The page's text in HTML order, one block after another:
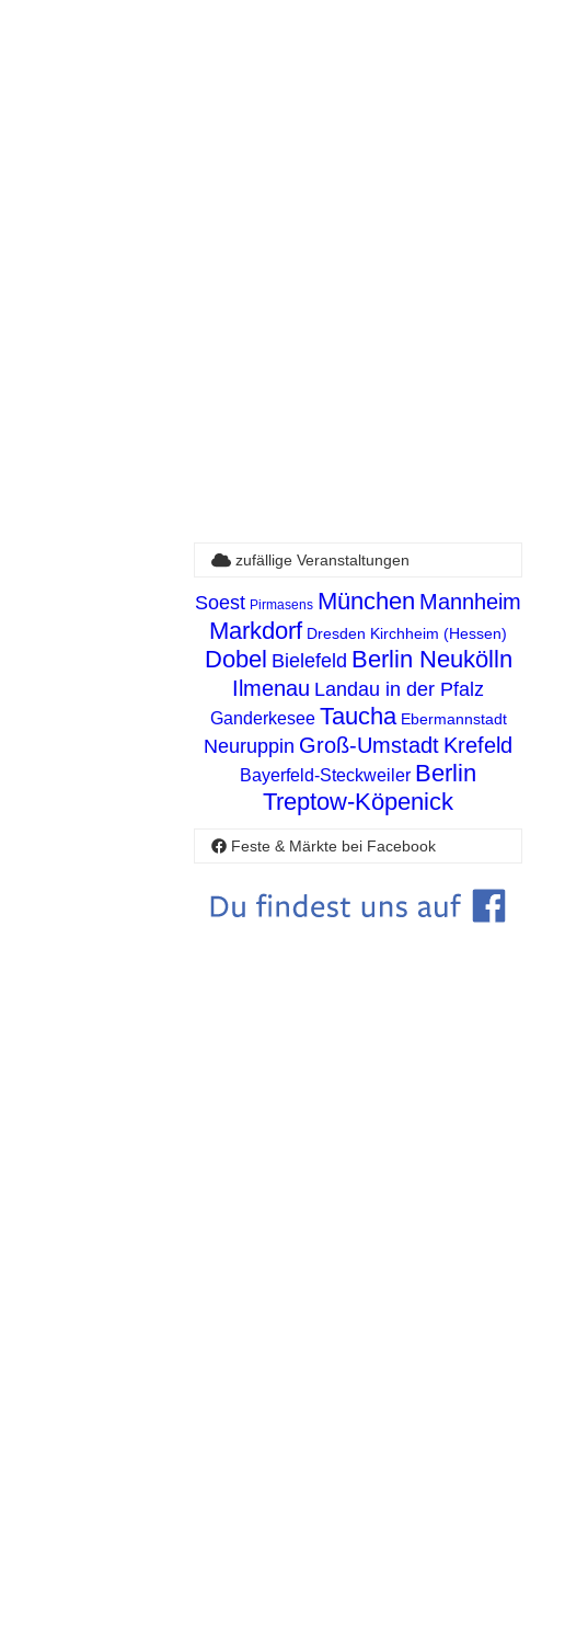
zufällige Veranstaltungen
Soest Pirmasens München Mannheim
Markdorf Dresden Kirchheim (Hessen)
Dobel Bielefeld Berlin Neukölln
Ilmenau Landau in der Pfalz
Ganderkesee Taucha Ebermannstadt
Neuruppin Groß-Umstadt Krefeld
Bayerfeld-Steckweiler Berlin
Treptow-Köpenick
Feste & Märkte bei Facebook